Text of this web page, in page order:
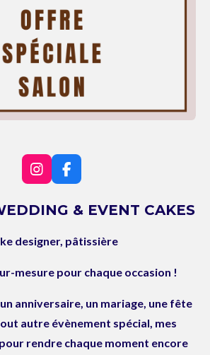
I
n
t
g
a
F
a
e
o
k
& EVENT CAKES
designer, pâtissière
mesure pour chaque occasion !
anniversaire, un mariage, une fête
autre évènement spécial, mes
rendre chaque moment encore